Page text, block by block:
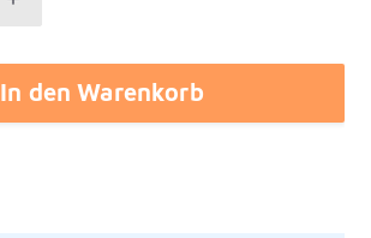
In den Warenkorb